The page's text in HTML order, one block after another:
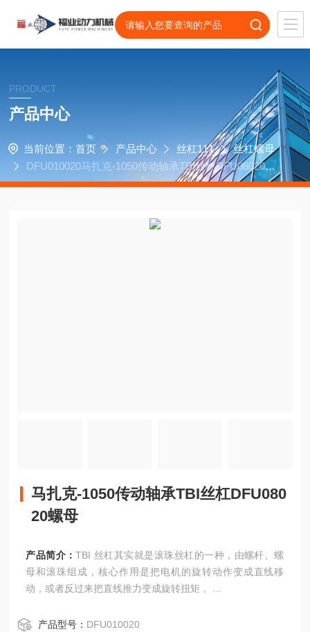
PRODUCT
产品中心
当前位置： 首页 产品中心 丝杠111
丝杠螺母
DFU010020马扎克-1050传动轴承TBI丝杠DFU08020螺
母
马扎克-1050传动轴承TBI丝杠DFU080
20螺母
产品简介：TBI 丝杠其实就是滚珠丝杠的一种，由螺杆、螺
母和滚珠组成，核心作用是把电机的旋转动作变成直线移
动，或者反过来把直线推力变成旋转扭矩 。
产品型号： DFU010020